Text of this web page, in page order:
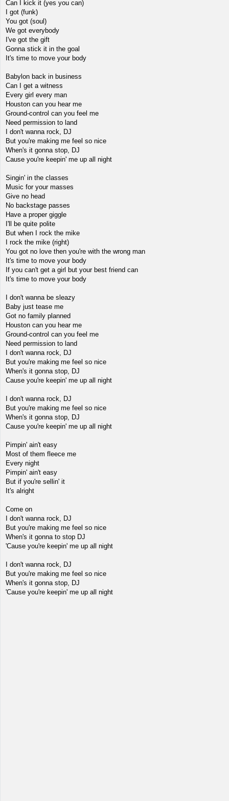
Can I kick it (yes you can)
I got (funk)
You got (soul)
We got everybody
I've got the gift
Gonna stick it in the goal
It's time to move your body
Babylon back in business
Can I get a witness
Every girl every man
Houston can you hear me
Ground-control can you feel me
Need permission to land
I don't wanna rock, DJ
But you're making me feel so nice
When's it gonna stop, DJ
Cause you're keepin' me up all night
Singin' in the classes
Music for your masses
Give no head
No backstage passes
Have a proper giggle
I'll be quite polite
But when I rock the mike
I rock the mike (right)
You got no love then you're with the wrong man
It's time to move your body
If you can't get a girl but your best friend can
It's time to move your body
I don't wanna be sleazy
Baby just tease me
Got no family planned
Houston can you hear me
Ground-control can you feel me
Need permission to land
I don't wanna rock, DJ
But you're making me feel so nice
When's it gonna stop, DJ
Cause you're keepin' me up all night
I don't wanna rock, DJ
But you're making me feel so nice
When's it gonna stop, DJ
Cause you're keepin' me up all night
Pimpin' ain't easy
Most of them fleece me
Every night
Pimpin' ain't easy
But if you're sellin' it
It's alright
Come on
I don't wanna rock, DJ
But you're making me feel so nice
When's it gonna to stop DJ
'Cause you're keepin' me up all night
I don't wanna rock, DJ
But you're making me feel so nice
When's it gonna stop, DJ
'Cause you're keepin' me up all night